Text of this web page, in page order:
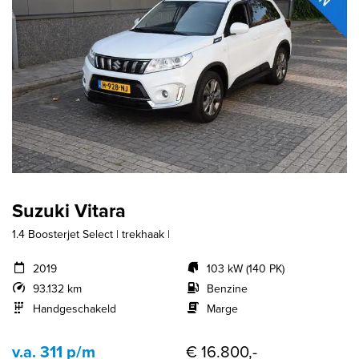
Suzuki Vitara
1.4 Boosterjet Select | trekhaak |
2019
93.132 km
Handgeschakeld
103 kW (140 PK)
Benzine
Marge
v.a. 311 p/m € 16.800,-